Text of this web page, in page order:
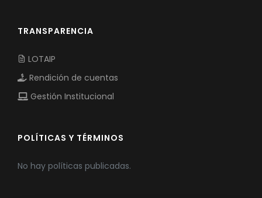
TRANSPARENCIA
LOTAIP
Rendición de cuentas
Gestión Institucional
POLÍTICAS Y TÉRMINOS
No hay políticas publicadas.